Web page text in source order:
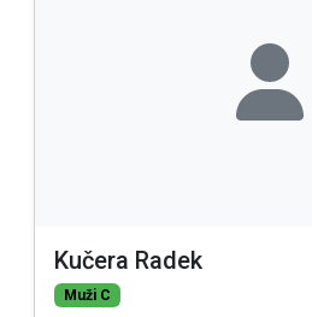
Kučera Radek
Muži C